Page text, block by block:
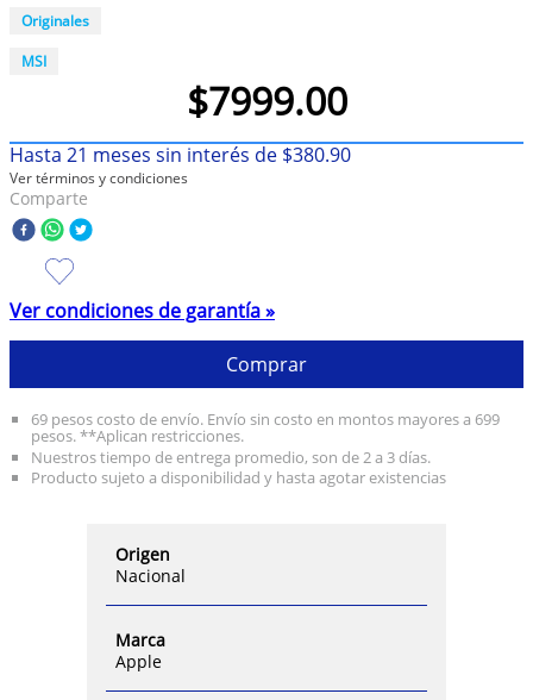
Originales
MSI
$7999.00
Hasta 21 meses sin interés de $380.90
Ver términos y condiciones
Comparte
Ver condiciones de garantía »
Comprar
69 pesos costo de envío. Envío sin costo en montos mayores a 699
pesos. **Aplican restricciones.
Nuestros tiempo de entrega promedio, son de 2 a 3 días.
Producto sujeto a disponibilidad y hasta agotar existencias
Origen
Nacional
Marca
Apple